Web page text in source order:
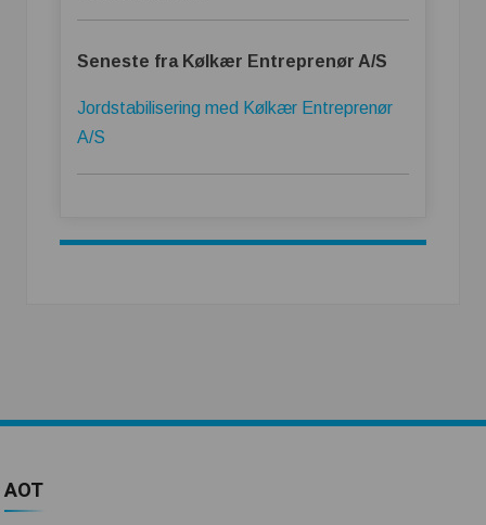
Seneste fra Kølkær Entreprenør A/S
Jordstabilisering med Kølkær Entreprenør
A/S
AOT